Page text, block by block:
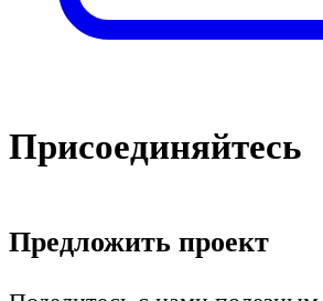
Присоединяйтесь
Предложить проект